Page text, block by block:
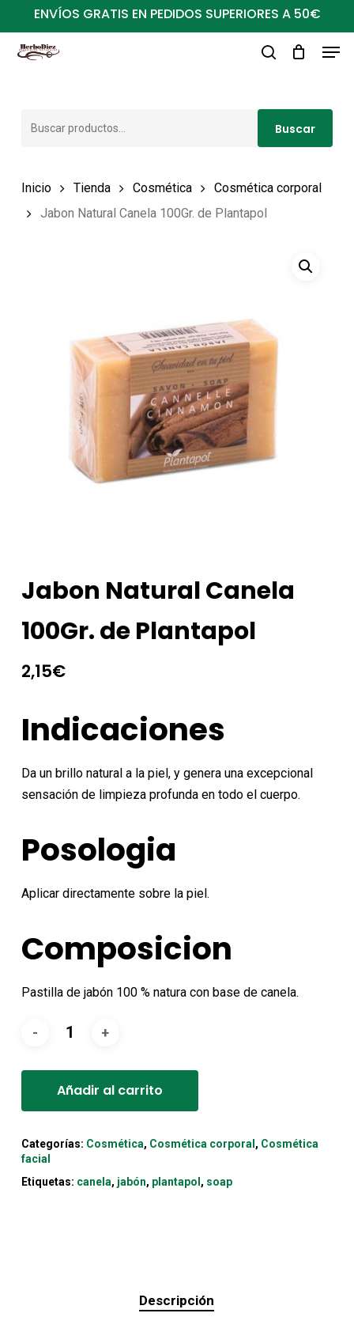
al
contenido
ENVÍOS GRATIS EN PEDIDOS SUPERIORES A 50€
Buscar
Inicio Tienda Cosmética
Cosmética corporal
Jabon Natural Canela 100Gr. de Plantapol
Jabon Natural Canela
100Gr. de Plantapol
2,15€
Indicaciones
Da un brillo natural a la piel, y genera una excepcional
sensación de limpieza profunda en todo el cuerpo.
Posologia
Aplicar directamente sobre la piel.
Composicion
Pastilla de jabón 100 % natura con base de canela.
Añadir al carrito
Categorías: Cosmética, Cosmética corporal , Cosmética
facial
Etiquetas: canela, jabón, plantapol , soap
Descripción
Close